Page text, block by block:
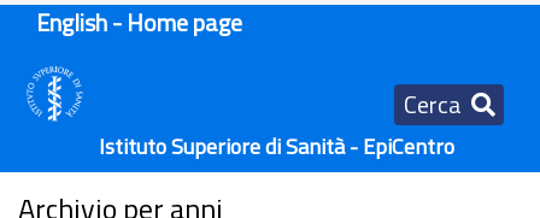
English - Home page
Cerca
Istituto Superiore di Sanità - EpiCentro
Archivio per anni